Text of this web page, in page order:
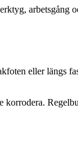
eller längs